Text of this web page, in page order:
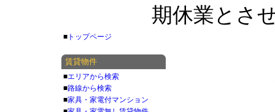
期休業とさ
■ トップページ
賃貸物件
■エリアから検索
■路線から検索
■家具・家電付マンション